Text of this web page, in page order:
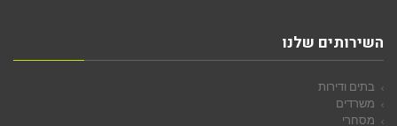
השירותים שלנו
בתים ודירות
משרדים
מסחרי